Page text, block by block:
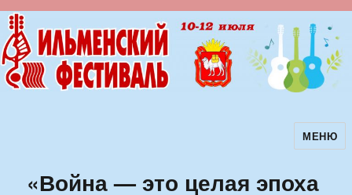
Ильменский фестиваль авторскойМЕНЮ
«Война — это целая эпоха